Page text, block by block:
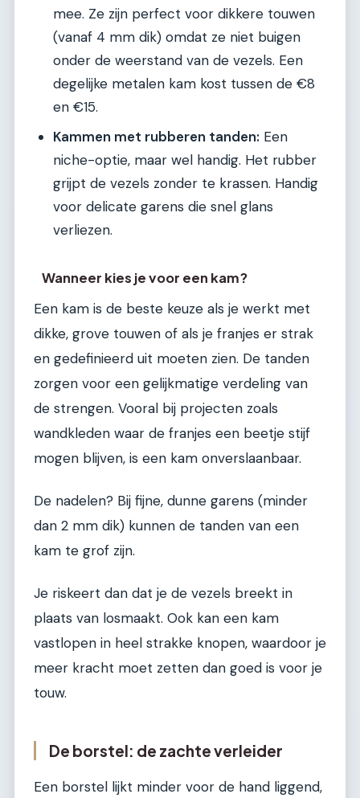
mee. Ze zijn perfect voor dikkere touwen
(vanaf 4 mm dik) omdat ze niet buigen
onder de weerstand van de vezels. Een
degelijke metalen kam kost tussen de €8
en €15.
Kammen met rubberen tanden: Een
niche-optie, maar wel handig. Het rubber
grijpt de vezels zonder te krassen. Handig
voor delicate garens die snel glans
verliezen.
Wanneer kies je voor een kam?
Een kam is de beste keuze als je werkt met
dikke, grove touwen of als je franjes er strak
en gedefinieerd uit moeten zien. De tanden
zorgen voor een gelijkmatige verdeling van
de strengen. Vooral bij projecten zoals
wandkleden waar de franjes een beetje stijf
mogen blijven, is een kam onverslaanbaar.
De nadelen? Bij fijne, dunne garens (minder
dan 2 mm dik) kunnen de tanden van een
kam te grof zijn.
Je riskeert dan dat je de vezels breekt in
plaats van losmaakt. Ook kan een kam
vastlopen in heel strakke knopen, waardoor je
meer kracht moet zetten dan goed is voor je
touw.
De borstel: de zachte verleider
Een borstel lijkt minder voor de hand liggend,